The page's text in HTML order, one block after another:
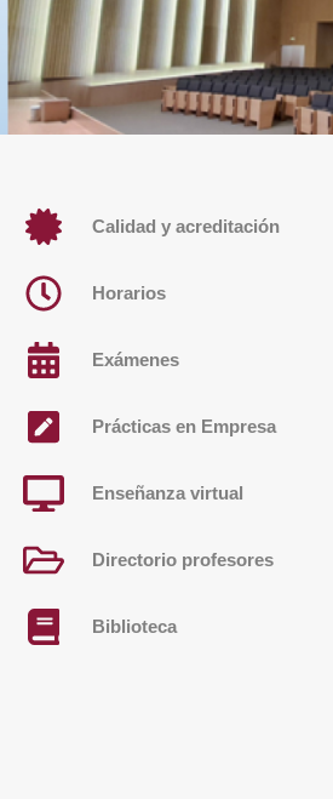
Calidad y acreditación
Horarios
Exámenes
Prácticas en Empresa
Enseñanza virtual
Directorio profesores
Biblioteca